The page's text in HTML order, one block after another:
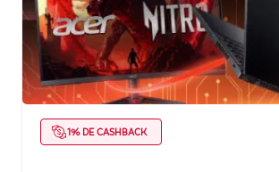
1% DE CASHBACK